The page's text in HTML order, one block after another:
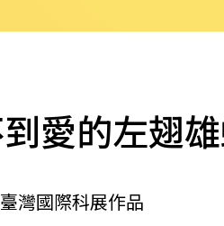
愛的左翅
臺灣國際科展作品